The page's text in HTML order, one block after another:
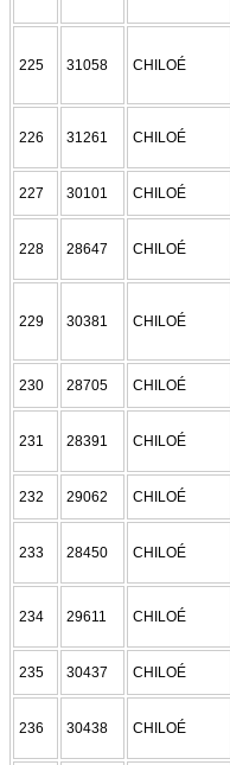
225 31058 CHILOÉ
226 31261 CHILOÉ
227 30101 CHILOÉ
228 28647 CHILOÉ
229 30381 CHILOÉ
230 28705 CHILOÉ
231 28391 CHILOÉ
232 29062 CHILOÉ
233 28450 CHILOÉ
234 29611 CHILOÉ
235 30437 CHILOÉ
236 30438 CHILOÉ